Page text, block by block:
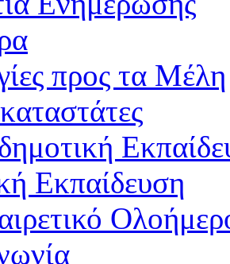
προς τα Μέλη
Εκπαίδευση